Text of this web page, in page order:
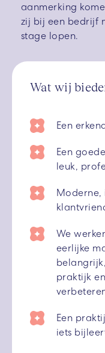
aanmerking
zij bij een bedrijf
stage lopen.
Wat wij
Een
Een
leuk,
Moderne,
We
eerlijke
praktijk
Een
iets